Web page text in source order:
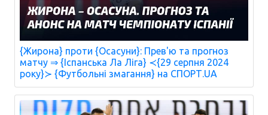
{Жирона} проти {Осасуни}: Прев'ю та прогноз
матчу ⇒ {Іспанська Ла Ліга} ≺{29 серпня 2024
року}≻ {Футбольні змагання} на СПОРТ.UA